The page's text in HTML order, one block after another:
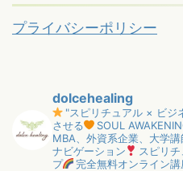
プライバシーポリシー
dolcehealing
"スピリチュアル × ビジ
させる
SOUL
MBA、外資系企業、大学講
ナビゲーション
スピリ
プ
完全無料オンライン